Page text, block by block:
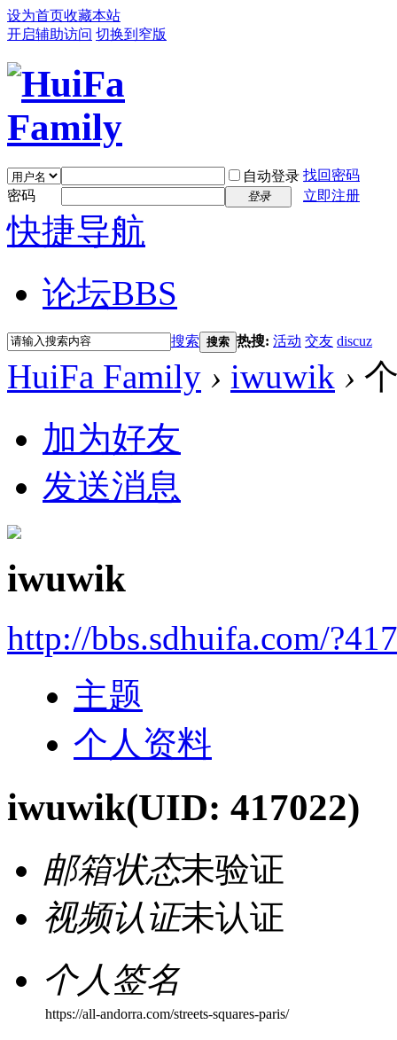
设为首页收藏本站
开启辅助访问 切换到窄版
自动登录 找回密码
密码
登录 立即注册
快捷导航
论坛BBS
搜索 搜索 热搜: 活动 交友 discuz
HuiFa Family › iwuwik ›
加为好友
发送消息
iwuwik
http://bbs.sdhuifa.com/
主题
个人资料
iwuwik(UID: 417022)
邮箱状态未验证
视频认证未认证
个人签名
https://all-andorra.com/streets-squares-paris/